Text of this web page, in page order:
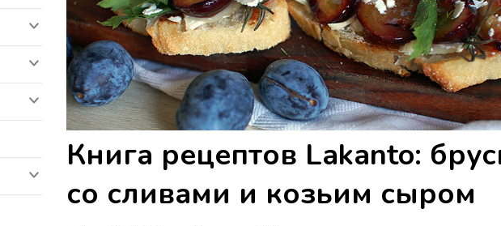
Книга рецептов Lakanto:
со сливами и козьим сыром